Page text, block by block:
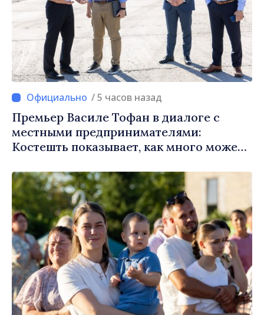
/ 5 часов назад
Премьер Василе Тофан в диалоге с
местными предпринимателями:
Костешть показывает, как много может
инициатива, труд и
предпринимательский дух